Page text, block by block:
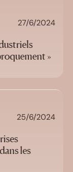
27/6/2024
»
25/6/2024
les